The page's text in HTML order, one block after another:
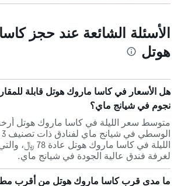
الأسئلة الشائعة عند حجز
هوتل
نجوم في شيانج ماي؟
الليلة في كاسا
لغرفة فندق عالية الجودة في شيانج ماي.
ما مدى قرب كاسا ماروك هوتل من أقرب